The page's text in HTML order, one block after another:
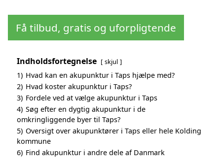
Få tilbud, gratis og uforpligtende
Indholdsfortegnelse skjul
1) Hvad kan en akupunktur i Taps hjælpe med?
2) Hvad koster akupunktur i Taps?
3) Fordele ved at vælge akupunktur i Taps
4) Søg efter en dygtig akupunktur i de
omkringliggende byer til Taps?
5) Oversigt over akupunktører i Taps eller hele Kolding
kommune
6) Find akupunktur i andre dele af Danmark